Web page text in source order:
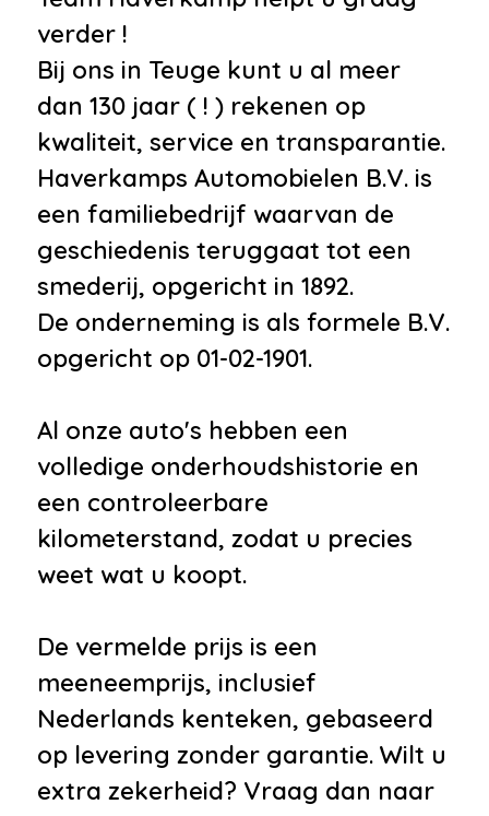
verder !
Bij ons in Teuge kunt u al meer
dan 130 jaar ( ! ) rekenen op
kwaliteit, service en transparantie.
Haverkamps Automobielen B.V. is
een familiebedrijf waarvan de
geschiedenis teruggaat tot een
smederij, opgericht in 1892.
De onderneming is als formele B.V.
opgericht op 01-02-1901.
Al onze auto's hebben een
volledige onderhoudshistorie en
een controleerbare
kilometerstand, zodat u precies
weet wat u koopt.
De vermelde prijs is een
meeneemprijs, inclusief
Nederlands kenteken, gebaseerd
op levering zonder garantie. Wilt u
extra zekerheid? Vraag dan naar